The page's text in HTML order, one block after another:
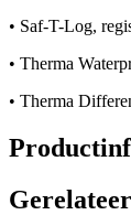
• Saf-T-Log,
• Therma
• Therma